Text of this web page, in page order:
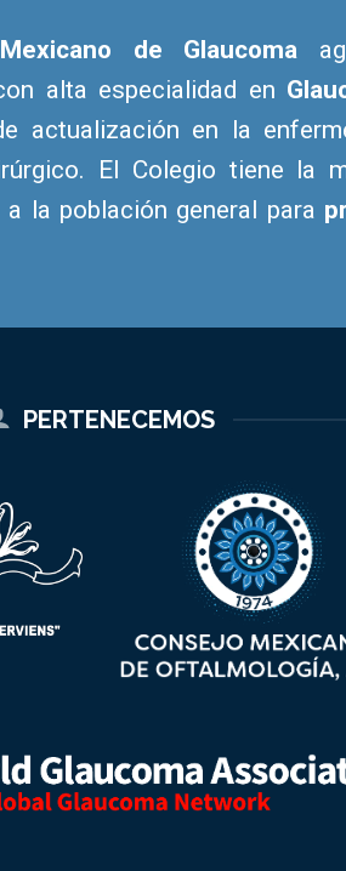
de Glaucoma
alta especialidad en
actualización en la
El Colegio tiene la
la población general para
PERTENECEMOS